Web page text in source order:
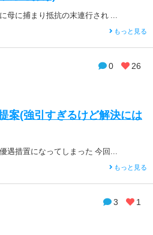
母に捕まり抵抗の末連行され ...
もっと見る
0 26
案(強引すぎるけど解決には
遇措置になってしまった 今回...
もっと見る
3 1